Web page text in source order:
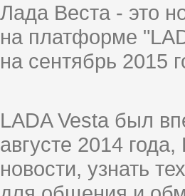
Лада Веста - это
на платформе
на сентябрь 2015
LADA Vesta был
августе 2014
новости, узнать